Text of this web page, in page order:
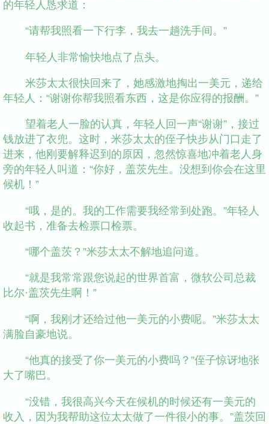
的年轻人恳求道：
“请帮我照看一下行李，我去一趟洗手间。”
年轻人非常愉快地点了点头。
米莎太太很快回来了，她感激地掏出一美元，递给
年轻人：“谢谢你帮我照看东西，这是你应得的报酬。”
望着老人一脸的认真，年轻人回一声“谢谢”，接过
钱放进了衣兜。这时，米莎太太的侄子快步从门口走了
进来，他刚要解释迟到的原因，忽然惊喜地冲着老人身
旁的年轻人叫道：“你好，盖茨先生。没想到你会在这里
候机！”
“哦，是的。我的工作需要我经常到处跑。”年轻人
收起书，准备去检票口检票。
“哪个盖茨？”米莎太太不解地追问道。
“就是我常常跟您说起的世界首富，微软公司总裁
比尔·盖茨先生啊！”
“啊，我刚才还给过他一美元的小费呢。”米莎太太
满脸自豪地说。
“他真的接受了你一美元的小费吗？”侄子惊讶地张
大了嘴巴。
“没错，我很高兴今天在候机的时候还有一美元的
收入，因为我帮助这位太太做了一件很小的事。”盖茨回